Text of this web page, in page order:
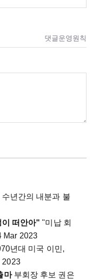
댓글운영원칙
수년간의 내분과 불
떠안아" "미납 회
Mar 2023
년대 미국 이민,
2023
마 부회장 후보 권은